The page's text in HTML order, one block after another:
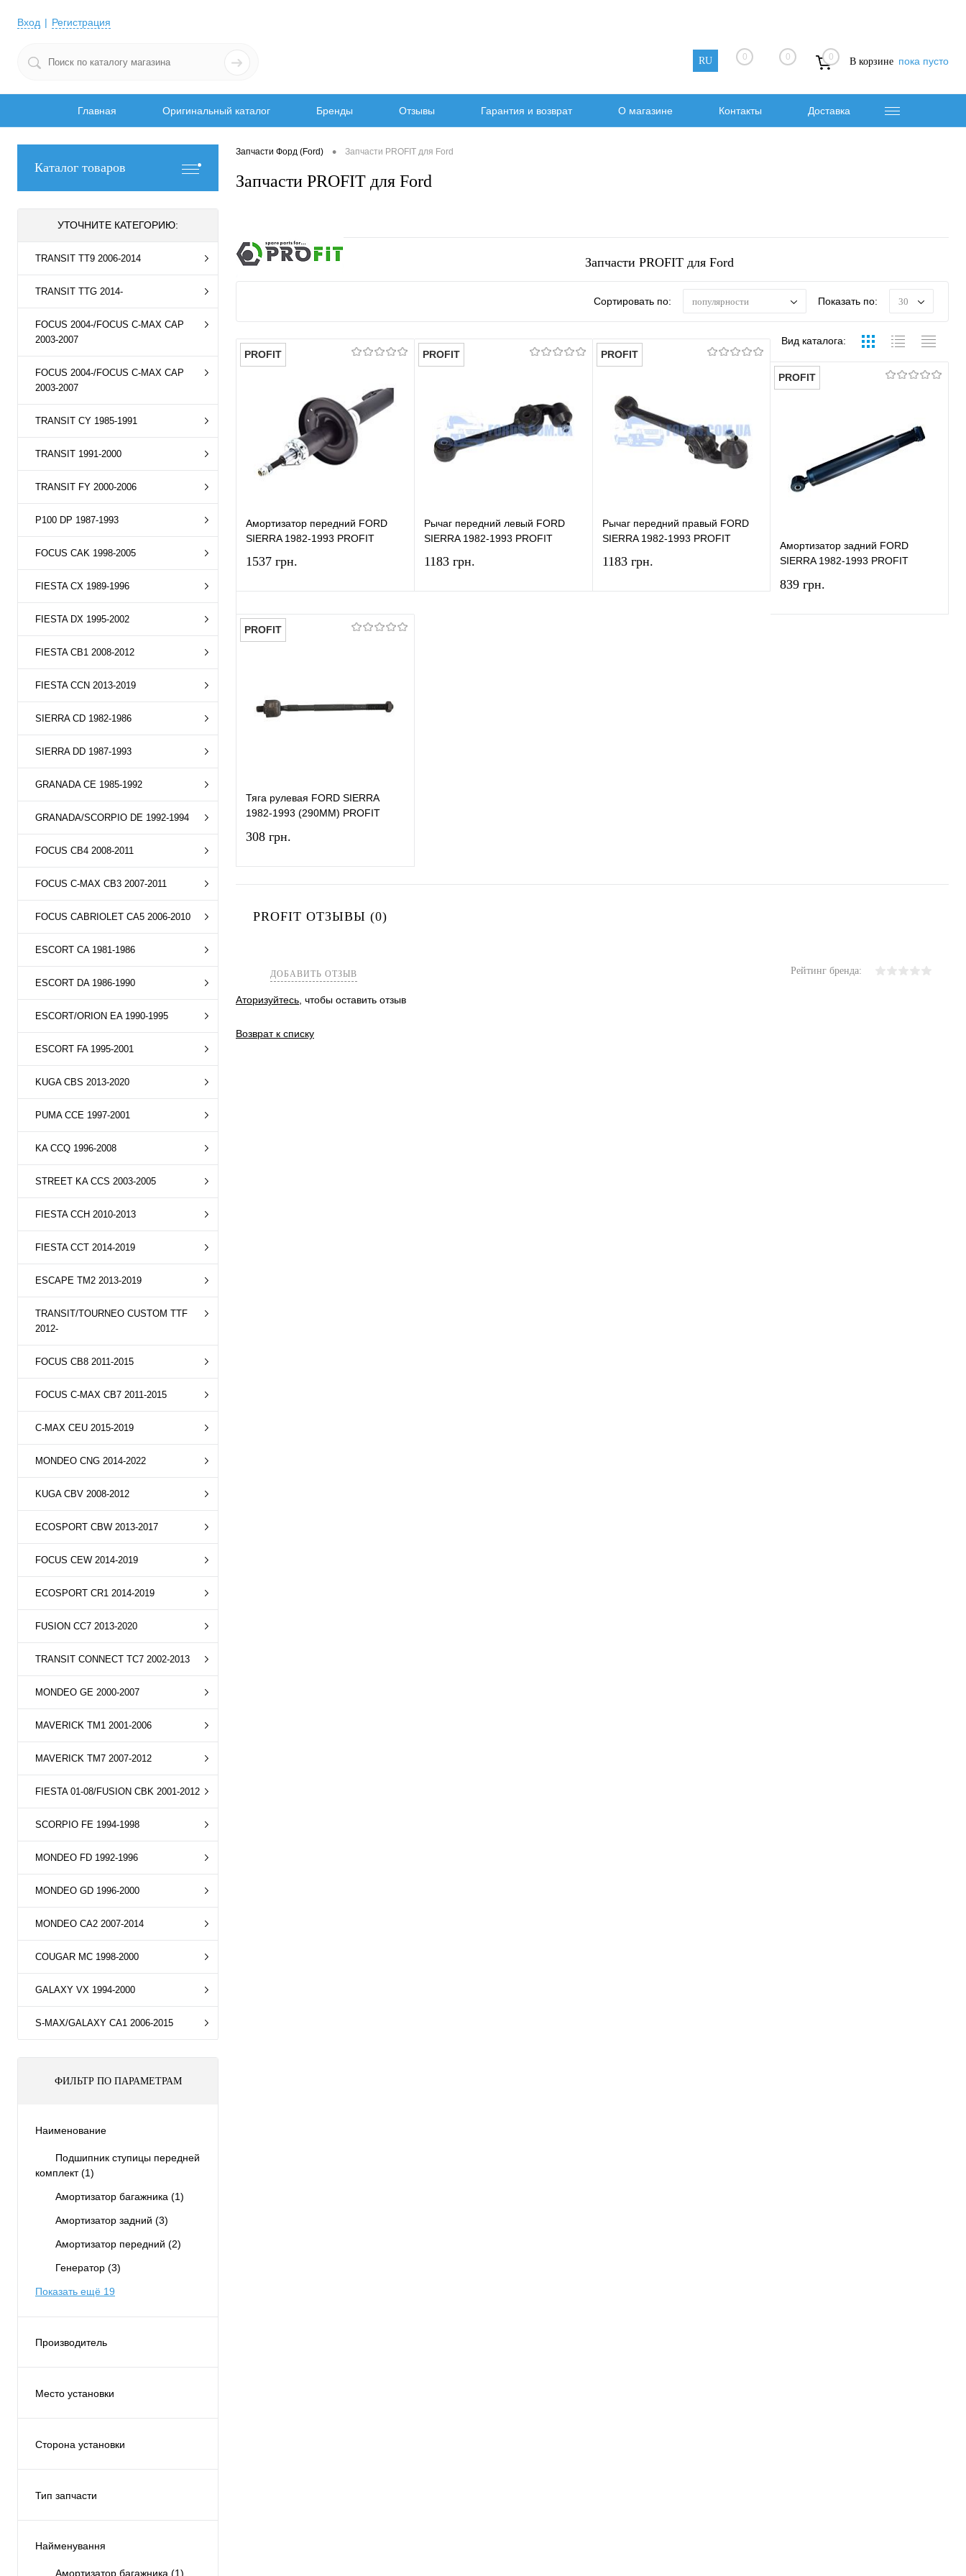
Вход Регистрация
RU 0 0 0 В корзине пока пусто
Главная Оригинальный каталог Бренды Отзывы Гарантия и возврат О магазине Контакты Доставка
Каталог товаров
УТОЧНИТЕ КАТЕГОРИЮ:
TRANSIT TT9 2006-2014
TRANSIT TTG 2014-
FOCUS 2004-/FOCUS C-MAX CAP
2003-2007
FOCUS 2004-/FOCUS C-MAX CAP
2003-2007
TRANSIT CY 1985-1991
TRANSIT 1991-2000
TRANSIT FY 2000-2006
P100 DP 1987-1993
FOCUS CAK 1998-2005
FIESTA CX 1989-1996
FIESTA DX 1995-2002
FIESTA CB1 2008-2012
FIESTA CCN 2013-2019
SIERRA CD 1982-1986
SIERRA DD 1987-1993
GRANADA CE 1985-1992
GRANADA/SCORPIO DE 1992-1994
FOCUS CB4 2008-2011
FOCUS C-MAX CB3 2007-2011
FOCUS CABRIOLET CA5 2006-2010
ESCORT CA 1981-1986
ESCORT DA 1986-1990
ESCORT/ORION EA 1990-1995
ESCORT FA 1995-2001
KUGA CBS 2013-2020
PUMA CCE 1997-2001
KA CCQ 1996-2008
STREET KA CCS 2003-2005
FIESTA CCH 2010-2013
FIESTA CCT 2014-2019
ESCAPE TM2 2013-2019
TRANSIT/TOURNEO CUSTOM TTF
2012-
FOCUS CB8 2011-2015
FOCUS C-MAX CB7 2011-2015
C-MAX CEU 2015-2019
MONDEO CNG 2014-2022
KUGA CBV 2008-2012
ECOSPORT CBW 2013-2017
FOCUS CEW 2014-2019
ECOSPORT CR1 2014-2019
FUSION CC7 2013-2020
TRANSIT CONNECT TC7 2002-2013
MONDEO GE 2000-2007
MAVERICK TM1 2001-2006
MAVERICK TM7 2007-2012
FIESTA 01-08/FUSION CBK 2001-2012
SCORPIO FE 1994-1998
MONDEO FD 1992-1996
MONDEO GD 1996-2000
MONDEO CA2 2007-2014
COUGAR MC 1998-2000
GALAXY VX 1994-2000
S-MAX/GALAXY CA1 2006-2015
ФИЛЬТР ПО ПАРАМЕТРАМ
Наименование
Подшипник ступицы передней
комплект(1)
Амортизатор багажника (1)
Амортизатор задний (3)
Амортизатор передний (2)
Генератор (3)
Показать ещё 19
Производитель
Место установки
Топливная система
Сторона установки
Тип запчасти
Найменування
Амортизатор багажника (1)
Запчасти Форд (Ford) • Запчасти PROFIT для Ford
Запчасти PROFIT для Ford
Запчасти PROFIT для Ford
Сортировать по: популярности Показать по: 30
Вид каталога:
PROFIT
Амортизатор передний FORD
SIERRA 1982-1993 PROFIT
1537 грн.
В корзину
PROFIT
Рычаг передний левый FORD
SIERRA 1982-1993 PROFIT
1183 грн.
PROFIT
Рычаг передний правый FORD
SIERRA 1982-1993 PROFIT
1183 грн.
PROFIT
Амортизатор задний FORD
SIERRA 1982-1993 PROFIT
839 грн.
PROFIT
Тяга рулевая FORD SIERRA
1982-1993 (290ММ) PROFIT
308 грн.
PROFIT ОТЗЫВЫ (0)
ДОБАВИТЬ ОТЗЫВ Рейтинг бренда:
Аторизуйтесь, чтобы оставить отзыв
Возврат к списку